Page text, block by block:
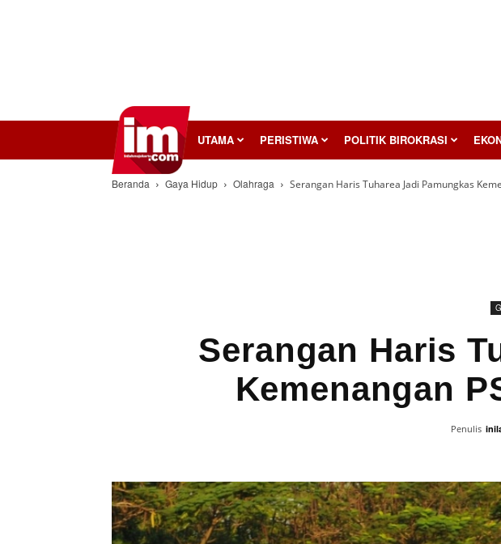
InilahMojokerto UTAMA PERISTIWA POLITIK BIROKRASI
Beranda Gaya Hidup Olahraga Serangan Haris Tuharea Jadi Pamungkas
Serangan Haris
Kemenangan
Penulis